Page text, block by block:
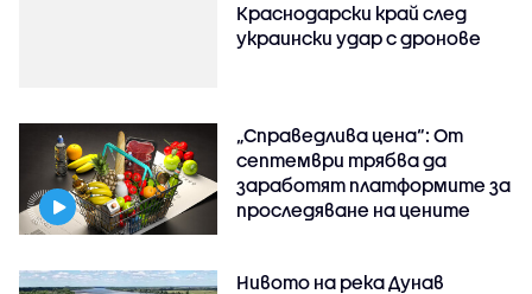
Краснодарски край след
украински удар с дронове
„Справедлива цена“: От
септември трябва да
заработят платформите за
проследяване на цените
Нивото на река Дунав